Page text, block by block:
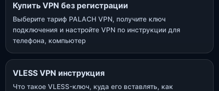
Купить VPN без регистрации
Выберите тариф PALACH VPN, получите ключ
подключения и настройте VPN по инструкции для
телефона, компьютер
VLESS VPN инструкция
Что такое VLESS-ключ, куда его вставлять, как